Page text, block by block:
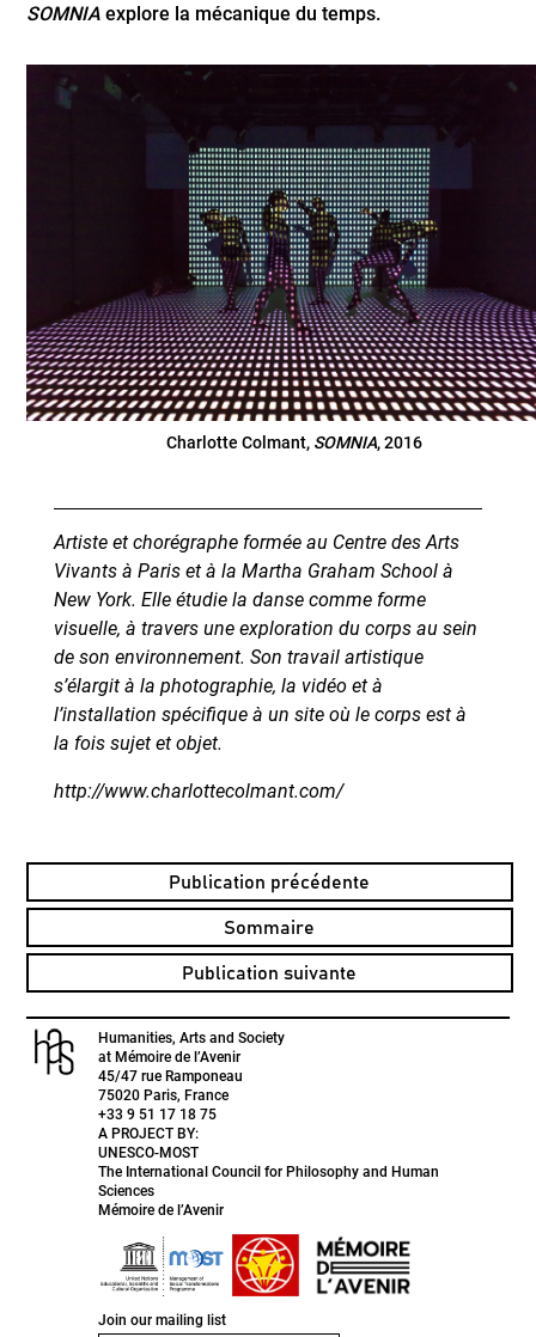
SOMNIAexplore la mécanique du temps.
Charlotte Colmant, SOMNIA, 2016
Artiste et chorégraphe formée au Centre des Arts
Vivants à Paris et à la Martha Graham School à
New York. Elle étudie la danse comme forme
visuelle, à travers une exploration du corps au sein
de son environnement. Son travail artistique
s’élargit à la photographie, la vidéo et à
l’installation spécifique à un site où le corps est à
la fois sujet et objet.
http://www.charlottecolmant.com/
Publication précédente
Sommaire
Publication suivante
Humanities, Arts and Society
at Mémoire de l’Avenir
45/47 rue Ramponeau
75020 Paris, France
+33 9 51 17 18 75
A PROJECT BY:
UNESCO-MOST
The International Council for Philosophy and Human
Sciences
Mémoire de l’Avenir
Join our mailing list